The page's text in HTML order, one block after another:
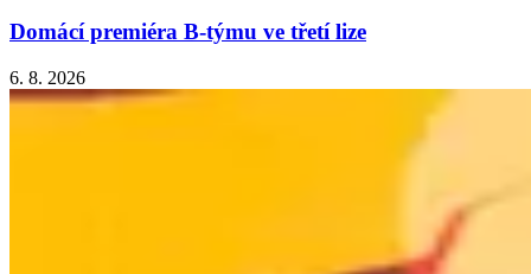
Domácí premiéra B-týmu ve třetí lize
6. 8. 2026